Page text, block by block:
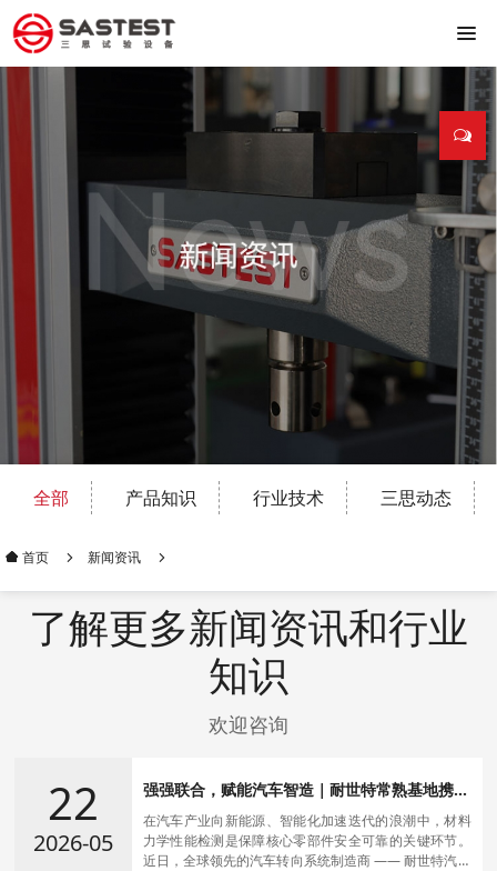
全部 产品知识 行业技术 三思动态
首页 新闻资讯
了解更多新闻资讯和行业
知识
欢迎咨询
22
2026-05
强强联合，赋能汽车智造｜耐世特常熟基地携手
在汽车产业向新能源、智能化加速迭代的浪潮中，材料
力学性能检测是保障核心零部件安全可靠的关键环节。
近日，全球领先的汽车转向系统制造商 —— 耐世特汽车